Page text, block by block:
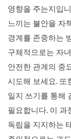
영향을 주는지입
느끼는 불안을 자
경계를 존중하는
구체적으로는 자
안전한 관계의 중
시도해 보세요. 또
일지 쓰기를 통해
필요합니다. 이 과
독립을 지지하는